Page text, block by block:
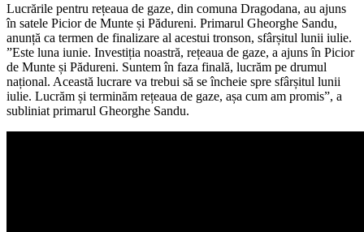
Lucrările pentru rețeaua de gaze, din comuna Dragodana, au ajuns
în satele Picior de Munte și Pădureni. Primarul Gheorghe Sandu,
anunță ca termen de finalizare al acestui tronson, sfârșitul lunii iulie.
”Este luna iunie. Investiția noastră, rețeaua de gaze, a ajuns în Picior
de Munte și Pădureni. Suntem în faza finală, lucrăm pe drumul
național. Această lucrare va trebui să se încheie spre sfârșitul lunii
iulie. Lucrăm și terminăm rețeaua de gaze, așa cum am promis”, a
subliniat primarul Gheorghe Sandu.